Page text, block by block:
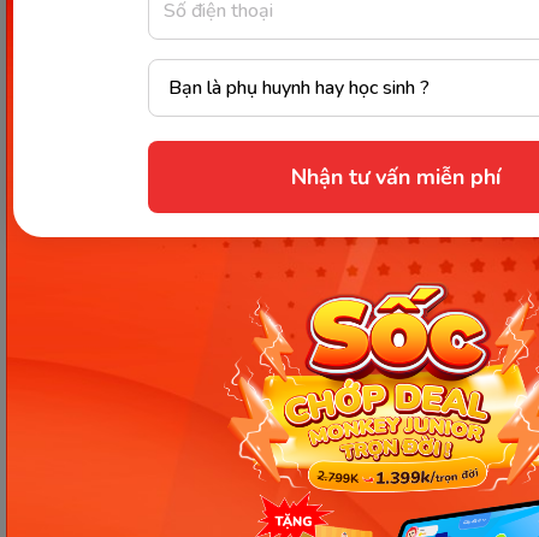
Nhận tư vấn miễn phí
nhất
Kết luận
Trên đây là những gợi ý về các cáchdạy trẻ nói lời
yêu thươngmà ba mẹ có thể tham khảo. Đây được
xem là một kỹ năng sống quan trọng, ảnh hưởng
tới tinh thần cũng như rèn luyện thói quen tốt cho
bé không chỉ ở hiện tại mà cả tương lai của con tốt
Chia sẻ ngay